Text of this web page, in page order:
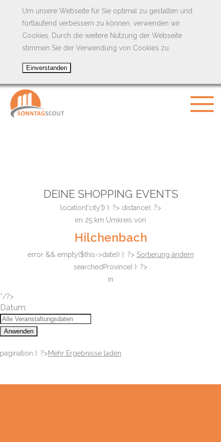
Um unsere Webseite für Sie optimal zu gestalten und
fortlaufend verbessern zu können, verwenden wir
Cookies. Durch die weitere Nutzung der Webseite
stimmen Sie der Verwendung von Cookies zu.
DEINE SHOPPING EVENTS
location['city']) ): ?> distance): ?>
im 25 km Umkreis von
Hilchenbach
error && empty($this->date)) ): ?> Sortierung ändern
searchedProvince) ): ?>
in
*/?>
Datum:
Anwenden
pagination ): ?>Mehr Ergebnisse laden